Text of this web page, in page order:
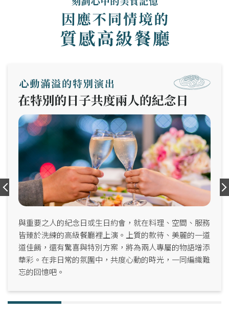
與重要之人的紀念日或生日約會，就在料理、空間、服務
皆臻於洗練的高級餐廳裡上演。上質的款待、美麗的一道
道佳餚，還有驚喜與特別方案，將為兩人專屬的物語增添
華彩。在非日常的氛圍中，共度心動的時光，一同編織難
忘的回憶吧。